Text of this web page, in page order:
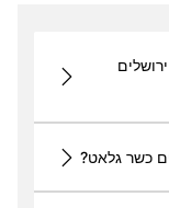
כשר גלאט?